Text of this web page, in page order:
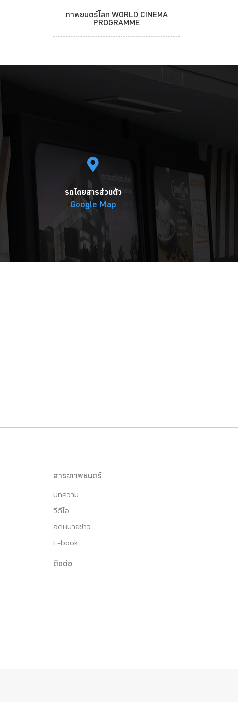
ภาพยนตร์โลก WORLD CINEMA
PROGRAMME
รถโดยสารส่วนตัว
Google Map
สาระภาพยนตร์
บทความ
วีดีโอ
จดหมายข่าว
E-book
ติดต่อ